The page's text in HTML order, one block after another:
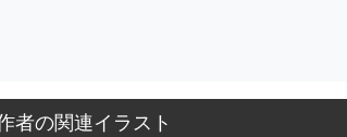
者の関連イラスト